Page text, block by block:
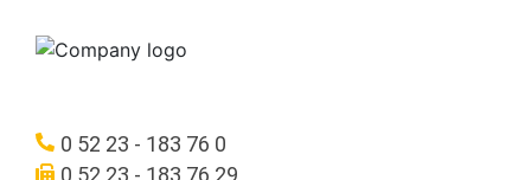
0 52 23 - 183 76 0
0 52 23 - 183 76 29